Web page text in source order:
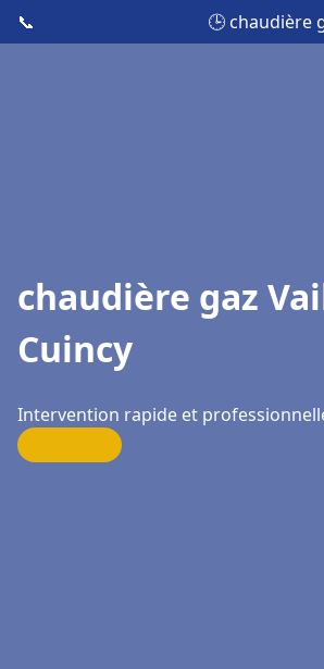
📞 🕒 chaudière
chaudière gaz
Cuincy
Intervention rapide et